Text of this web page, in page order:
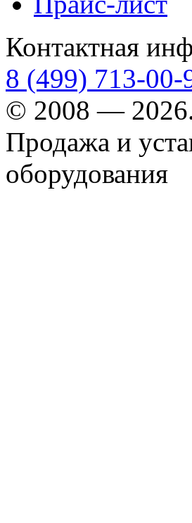
Контактная
8 (499) 713-00-
© 2008 —
Продажа и
оборудования